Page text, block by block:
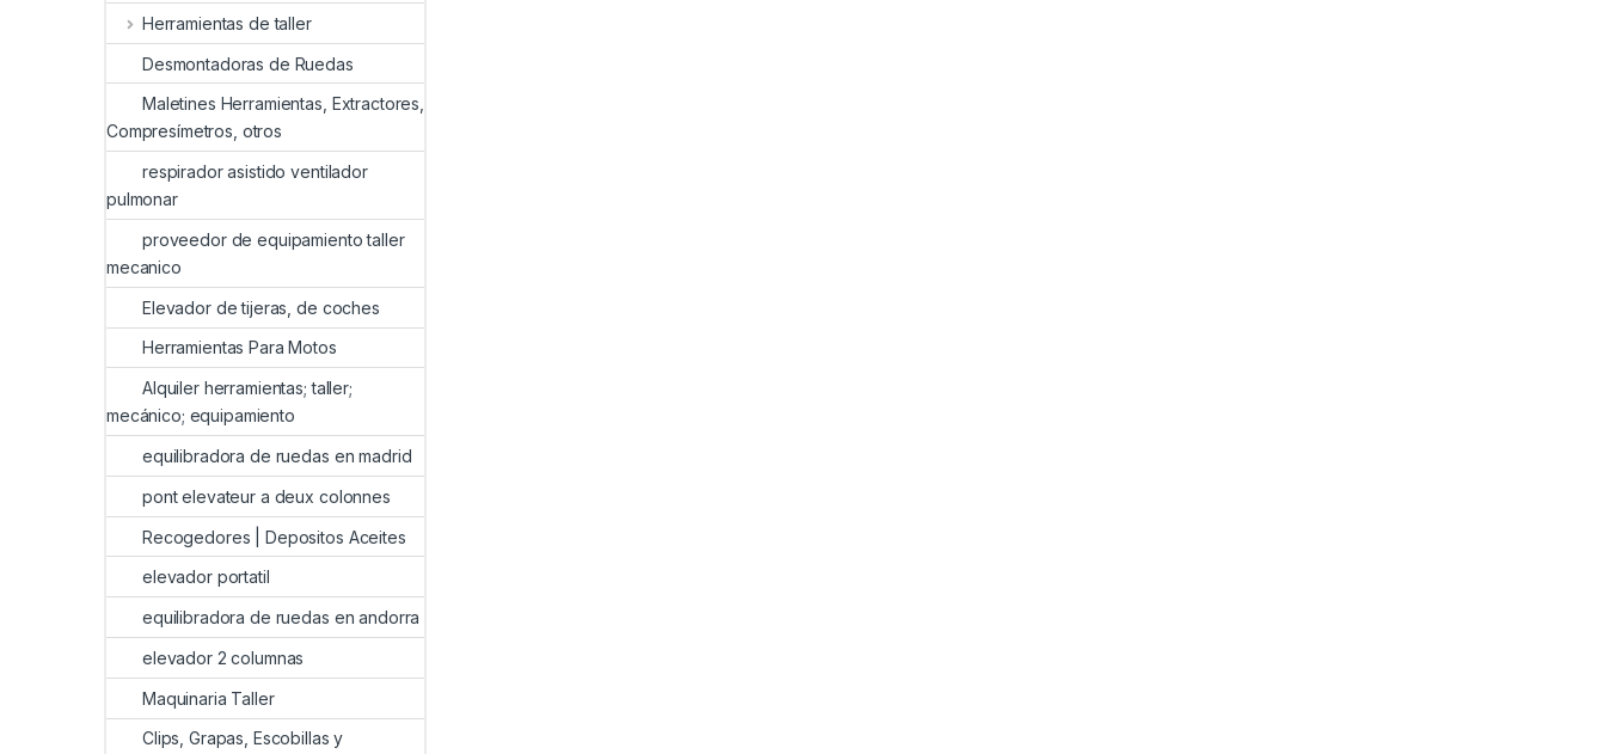
Herramientas de taller
Desmontadoras de Ruedas
Maletines Herramientas, Extractores,
Compresímetros, otros
respirador asistido ventilador
pulmonar
proveedor de equipamiento taller
mecanico
Elevador de tijeras, de coches
Herramientas Para Motos
Alquiler herramientas; taller;
mecánico; equipamiento
equilibradora de ruedas en madrid
pont elevateur a deux colonnes
Recogedores | Depositos Aceites
elevador portatil
equilibradora de ruedas en andorra
elevador 2 columnas
Maquinaria Taller
Clips, Grapas, Escobillas y